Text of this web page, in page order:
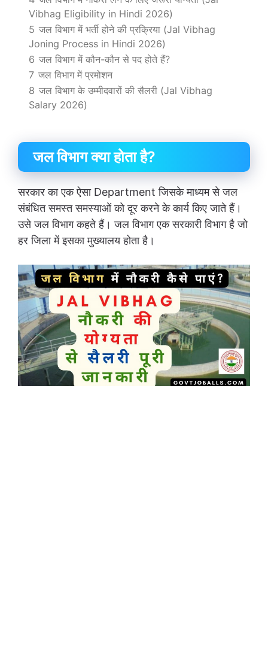
Vibhag Eligibility in Hindi 2026)
5 जल विभाग में भर्ती होने की प्रक्रिया (Jal Vibhag
Joning Process in Hindi 2026)
6 जल विभाग में कौन-कौन से पद होते हैं?
7 जल विभाग में प्रमोशन
8 जल विभाग के उम्मीदवारों की सैलरी (Jal Vibhag
Salary 2026)
जल विभाग क्या होता है?
सरकार का एक ऐसा Department जिसके माध्यम से जल
संबंधित समस्त समस्याओं को दूर करने के कार्य किए जाते हैं।
उसे जल विभाग कहते हैं। जल विभाग एक सरकारी विभाग है जो
हर जिला में इसका मुख्यालय होता है।